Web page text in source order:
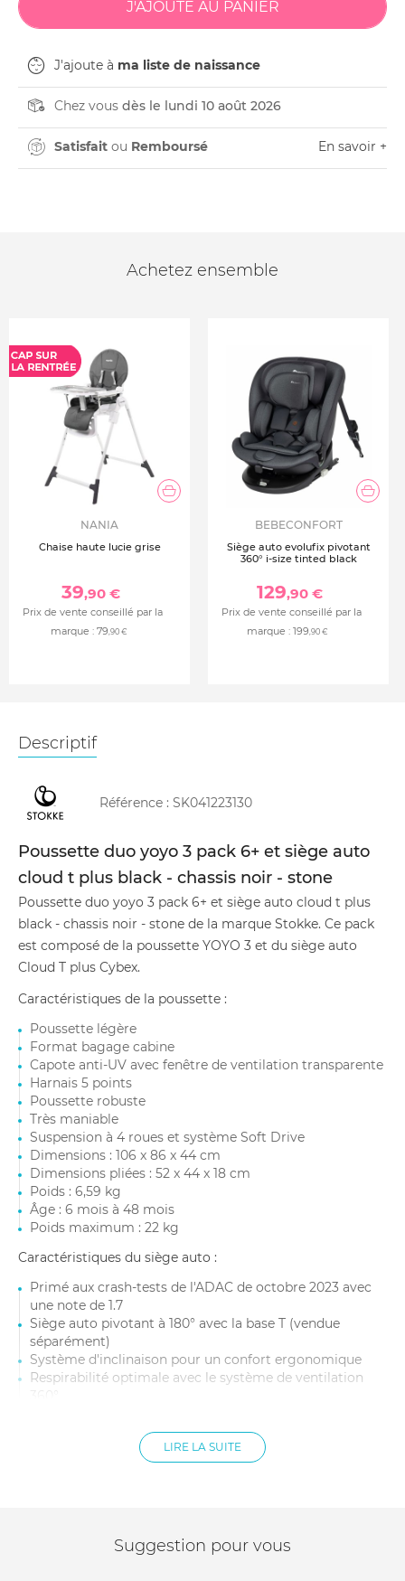
J'ajoute à ma liste de naissance
Chez vous dès le lundi 10 août 2026
Satisfait ou Remboursé En savoir +
Achetez ensemble
NANIA
Chaise haute lucie grise
39,90 €
Prix de vente conseillé par la
marque : 79,90 €
BEBECONFORT
Siège auto evolufix pivotant
360° i-size tinted black
129,90 €
Prix de vente conseillé par la
marque : 199,90 €
Descriptif
Référence : SK041223130
Poussette duo yoyo 3 pack 6+ et siège auto
cloud t plus black - chassis noir - stone
Poussette duo yoyo 3 pack 6+ et siège auto cloud t plus
black - chassis noir - stone de la marque Stokke. Ce pack
est composé de la poussette YOYO 3 et du siège auto
Cloud T plus Cybex.
Caractéristiques de la poussette :
Poussette légère
Format bagage cabine
Capote anti-UV avec fenêtre de ventilation transparente
Harnais 5 points
Poussette robuste
Très maniable
Suspension à 4 roues et système Soft Drive
Dimensions : 106 x 86 x 44 cm
Dimensions pliées : 52 x 44 x 18 cm
Poids : 6,59 kg
Âge : 6 mois à 48 mois
Poids maximum : 22 kg
Caractéristiques du siège auto :
Primé aux crash-tests de l'ADAC de octobre 2023 avec
une note de 1.7
Siège auto pivotant à 180° avec la base T (vendue
séparément)
Système d'inclinaison pour un confort ergonomique
Respirabilité optimale avec le système de ventilation
Canopy pare-soleil XXL UPF50+
Appui-tête réglable en 12 positions
Inserts en mesh 3D
Dimensions : 64,5-75 x 44 x 38-60 cm
Âge : De la naissance à 24 mois environ
LIRE LA SUITE
Suggestion pour vous